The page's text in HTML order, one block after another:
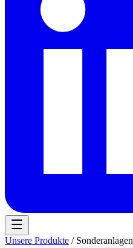
Unsere Produkte / Sonderanlagen